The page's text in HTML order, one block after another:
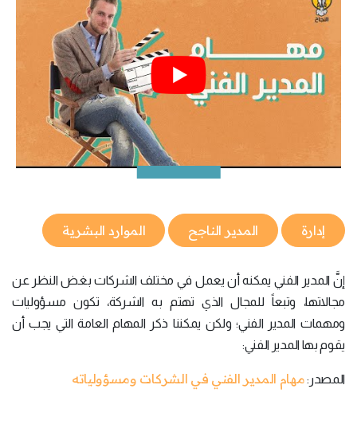
إدارة المدير الناجح الموارد البشرية
إنَّ المدير الفني يمكنه أن يعمل في مختلف الشركات بغض النظر عن
مجالاتها، وتبعاً للمجال الذي تهتم به الشركة، تكون مسؤوليات
ومهمات المدير الفني؛ ولكن يمكننا ذكر المهام العامة التي يجب أن
يقوم بها المدير الفني:
المصدر:مهام المدير الفني في الشركات ومسؤولياته